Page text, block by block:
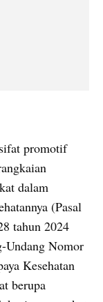
promotif
dalam
(Pasal
tahun 2024
Undang Nomor
Kesehatan
berupa